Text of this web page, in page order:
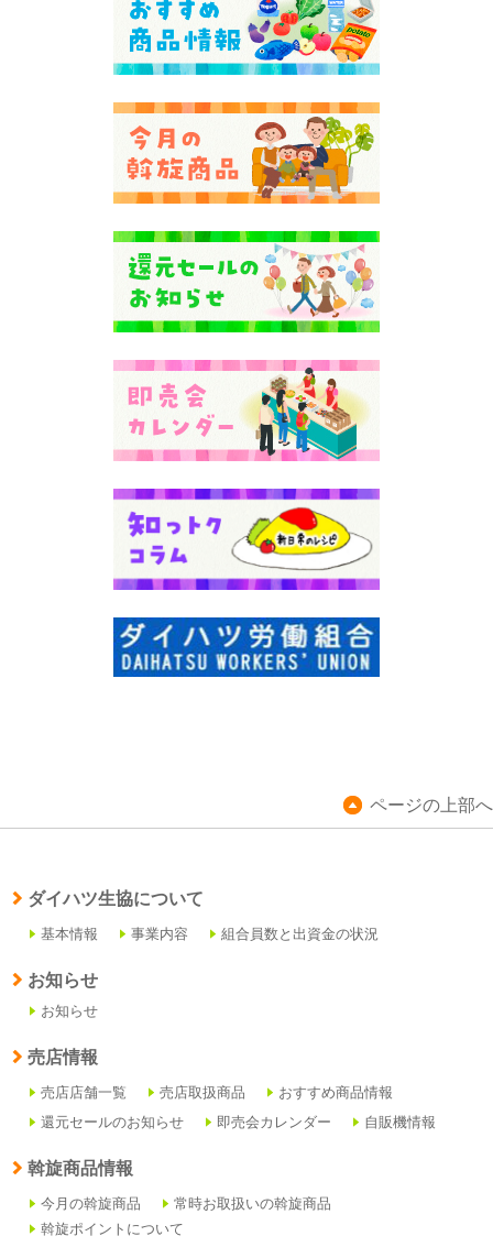
ページの上部へ
ダイハツ生協について
基本情報 事業内容 組合員数と出資金の状況
お知らせ
お知らせ
売店情報
売店店舗一覧 売店取扱商品
おすすめ商品情報
還元セールのお知らせ
即売会カレンダー 自販機情報
斡旋商品情報
今月の斡旋商品
常時お取扱いの斡旋商品
斡旋ポイントについて